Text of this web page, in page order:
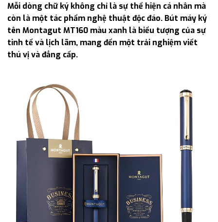
Mỗi dòng chữ ký không chỉ là sự thể hiện cá nhân mà
còn là một tác phẩm nghệ thuật độc đáo. Bút máy ký
tên Montagut MT160 màu xanh là biểu tượng của sự
tinh tế và lịch lãm, mang đến một trải nghiệm viết
thú vị và đẳng cấp.